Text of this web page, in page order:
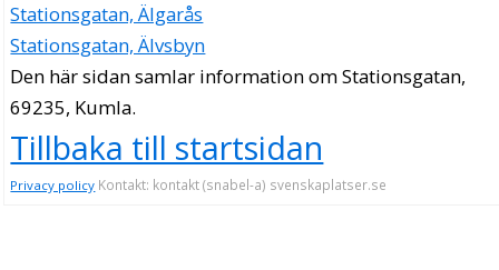
Stationsgatan, Älgarås
Stationsgatan, Älvsbyn
Den här sidan samlar information om Stationsgatan,
69235, Kumla.
Tillbaka till startsidan
Privacy policy Kontakt: kontakt (snabel-a) svenskaplatser.se